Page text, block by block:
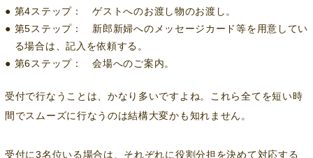
第4ステップ： ゲストへのお渡し物のお渡し。
第5ステップ： 新郎新婦へのメッセージカード等を用意してい
る場合は、記入を依頼する。
第6ステップ： 会場へのご案内。
受付で行なうことは、かなり多いですよね。これら全てを短い時
間でスムーズに行なうのは結構大変かも知れません。
受付に3名位いる場合は、それぞれに役割分担を決めて対応する